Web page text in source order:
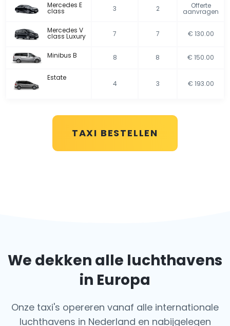
Mercedes E
class 3 2 Offerte
aanvragen
Mercedes V
class Luxury 7 7 € 130.00
Minibus B 8 8 € 150.00
Estate
4 3 € 193.00
TAXI BESTELLEN
We dekken alle luchthavens
in Europa
Onze taxi's opereren vanaf alle internationale
luchthavens in Nederland en nabijgelegen